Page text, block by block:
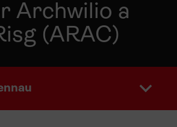
Archwilio a
(ARAC)